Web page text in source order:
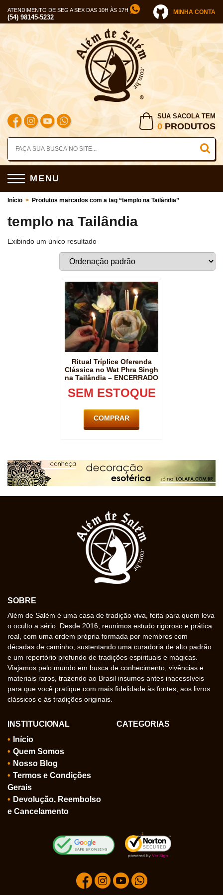
ATENDIMENTO DE SEG A SEX DAS 10H ÀS 17H
(54) 98145-5232
MINHA CONTA
SUA SACOLA TEM
0 PRODUTOS
MENU
Início > Produtos marcados com a tag “templo na Tailândia”
templo na Tailândia
Exibindo um único resultado
Ritual Tríplice Oferenda
Clássica no Wat Phra Singh
na Tailândia – ENCERRADO
SEM ESTOQUE
COMPRAR
SOBRE
Além de Salém é uma casa de tradição viva, feita para quem leva
o oculto a sério. Desde 2016, reunimos estudo rigoroso e prática
real, com uma ordem própria formada por membros com
décadas de caminho, sustentando uma curadoria de alto padrão
e um repertório profundo de tradições espirituais e mágicas.
Viajamos pelo mundo em busca de conhecimento, vivências e
materiais raros, trazendo ao Brasil insumos antes inacessíveis
para que você pratique com mais fidelidade às fontes, aos livros
clássicos e às tradições originais.
INSTITUCIONAL
Início
Quem Somos
Nosso Blog
Termos e Condições
Gerais
Devolução, Reembolso
e Cancelamento
CATEGORIAS